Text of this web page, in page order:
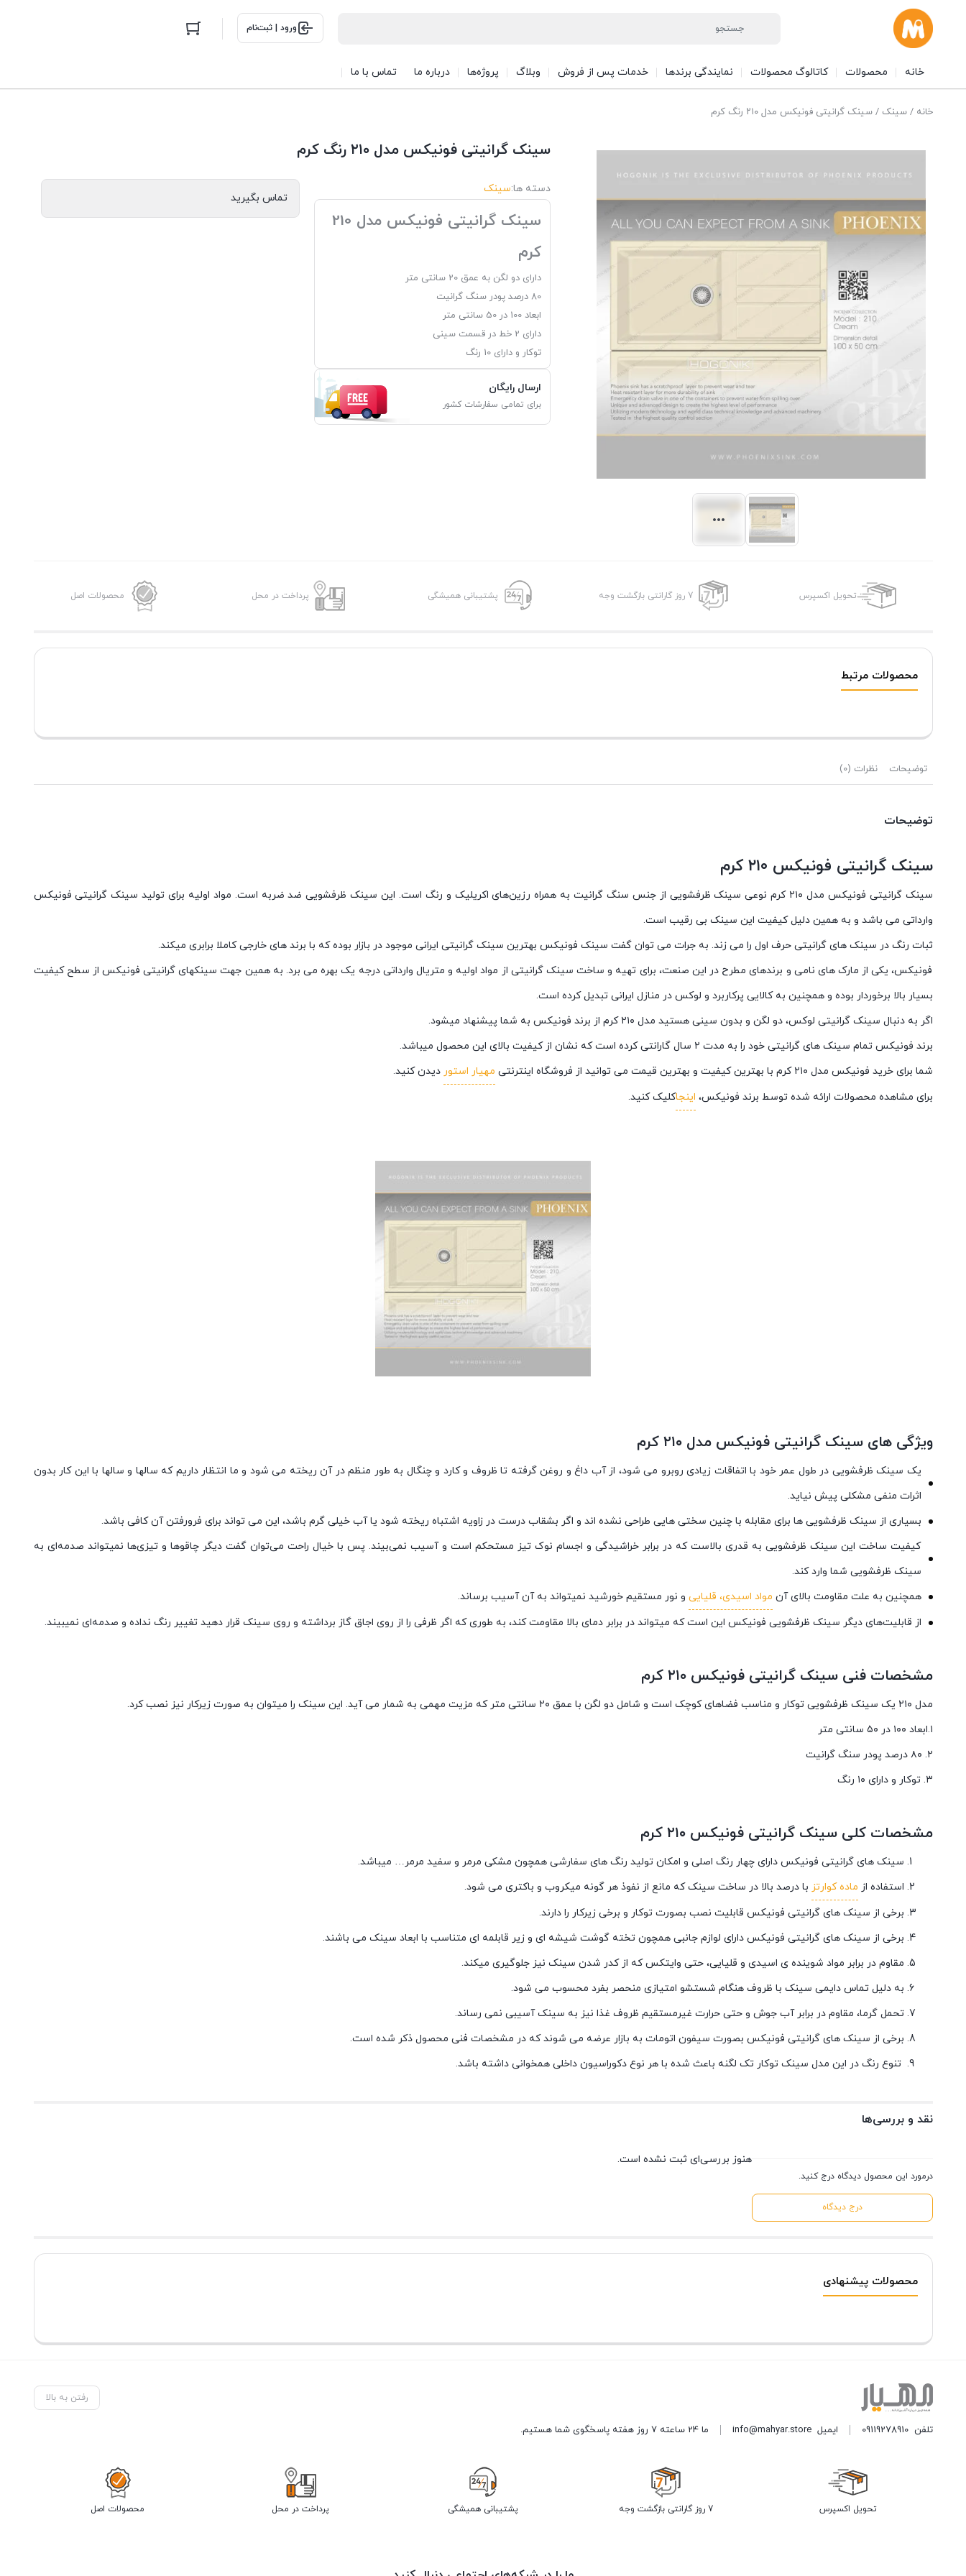
ورود | ثبت‌نام
خانه محصولات کاتالوگ محصولات نمایندگی برندها خدمات پس از فروش وبلاگ پروژه‌ها درباره ما تماس با ما
خانه /سینک / سینک گرانیتی فونیکس مدل ۲۱۰ رنگ کرم
سینک گرانیتی فونیکس مدل ۲۱۰ رنگ کرم
دسته ها:سینک
سینک گرانیتی فونیکس مدل 210
کرم
دارای دو لگن به عمق 20 سانتی متر
80 درصد پودر سنگ گرانیت
ابعاد 100 در 50 سانتی متر
دارای 2 خط در قسمت سینی
توکار و دارای 10 رنگ
ارسال رایگان
برای تمامی سفارشات کشور
تماس بگیرید
تحویل اکسپرس 7 روز گارانتی بازگشت وجه پشتیبانی همیشگی پرداخت در محل محصولات اصل
محصولات مرتبط
توضیحات نظرات (0)
توضیحات
سینک گرانیتی فونیکس ۲۱۰ کرم
سینک گرانیتی فونیکس مدل ۲۱۰ کرم نوعی سینک ظرفشویی از جنس سنگ گرانیت به همراه رزین‌های اکریلیک و رنگ است. این سینک ظرفشویی ضد ضربه است. مواد اولیه برای تولید سینک گرانیتی فونیکس
وارداتی می باشد و به همین دلیل کیفیت این سینک بی رقیب است.
ثبات رنگ در سینک های گرانیتی حرف اول را می زند. به جرات می توان گفت سینک فونیکس بهترین سینک گرانیتی ایرانی موجود در بازار بوده که با برند های خارجی کاملا برابری میکند.
فونیکس، یکی از مارک های نامی و برندهای مطرح در این صنعت، برای تهیه و ساخت سینک گرانیتی از مواد اولیه و متریال وارداتی درجه یک بهره می برد. به همین جهت سینکهای گرانیتی فونیکس از سطح کیفیت
بسیار بالا برخوردار بوده و همچنین به کالایی پرکاربرد و لوکس در منازل ایرانی تبدیل کرده است.
اگر به دنبال سینک گرانیتی لوکس، دو لگن و بدون سینی هستید مدل ۲۱۰ کرم از برند فونیکس به شما پیشنهاد میشود.
برند فونیکس تمام سینک های گرانیتی خود را به مدت ۲ سال گارانتی کرده است که نشان از کیفیت بالای این محصول میباشد.
شما برای خرید فونیکس مدل ۲۱۰ کرم با بهترین کیفیت و بهترین قیمت می توانید از فروشگاه اینترنتی
مهیار استور دیدن کنید.
برای مشاهده محصولات ارائه شده توسط برند فونیکس، اینجاکلیک کنید.
ویژگی های سینک گرانیتی فونیکس مدل ۲۱۰ کرم
یک سینک ظرفشویی در طول عمر خود با اتفاقات زیادی روبرو می شود، از آب داغ و روغن گرفته تا ظروف و کارد و چنگال به طور منظم در آن ریخته می شود و ما انتظار داریم که سالها و سالها با این کار بدون
اثرات منفی مشکلی پیش نیاید.
بسیاری از سینک ظرفشویی ها برای مقابله با چنین سختی هایی طراحی نشده اند و اگر بشقاب درست در زاویه اشتباه ریخته شود یا آب خیلی گرم باشد، این می تواند برای فرورفتن آن کافی باشد.
کیفیت ساخت این سینک ظرفشویی به قدری بالاست که در برابر خراشیدگی و اجسام نوک تیز مستحکم است و آسیب نمی‌بیند. پس با خیال راحت می‌توان گفت دیگر چاقوها و تیزی‌ها نمیتواند صدمه‌ای به
سینک ظرفشویی شما وارد کند.
همچنین به علت مقاومت بالای آن مواد اسیدی، قلیایی و نور مستقیم خورشید نمیتواند به آن آسیب برساند.
از قابلیت‌های دیگر سینک ظرفشویی فونیکس این است که میتواند در برابر دمای بالا مقاومت کند، به طوری که اگر ظرفی را از روی اجاق گاز برداشته و روی سینک قرار دهید تغییر رنگ نداده و صدمه‌ای نمیبیند.
مشخصات فنی سینک گرانیتی فونیکس ۲۱۰ کرم
مدل ۲۱۰ یک سینک ظرفشویی توکار و مناسب فضاهای کوچک است و شامل دو لگن با عمق ۲۰ سانتی متر که مزیت مهمی به شمار می آید. این سینک را میتوان به صورت زیرکار نیز نصب کرد.
۱.ابعاد ۱۰۰ در ۵۰ سانتی متر
۲. ۸۰ درصد پودر سنگ گرانیت
۳. توکار و دارای ۱۰ رنگ
مشخصات کلی سینک گرانیتی فونیکس ۲۱۰ کرم
سینک های گرانیتی فونیکس دارای چهار رنگ اصلی و امکان تولید رنگ های سفارشی همچون مشکی مرمر و سفید مرمر… میباشد.
استفاده از ماده کوارتز با درصد بالا در ساخت سینک که مانع از نفوذ هر گونه میکروب و باکتری می شود.
برخی از سینک های گرانیتی فونیکس قابلیت نصب بصورت توکار و برخی زیرکار را دارند.
برخی از سینک های گرانیتی فونیکس دارای لوازم جانبی همچون تخته گوشت شیشه ای و زیر قابلمه ای متناسب با ابعاد سینک می باشند.
مقاوم در برابر مواد شوینده ی اسیدی و قلیایی، حتی وایتکس که از کدر شدن سینک نیز جلوگیری میکند.
به دلیل تماس دایمی سینک با ظروف هنگام شستشو امتیازی منحصر بفرد محسوب می شود.
تحمل گرما، مقاوم در برابر آب جوش و حتی حرارت غیرمستقیم ظروف غذا نیز به سینک آسیبی نمی رساند.
برخی از سینک های گرانیتی فونیکس بصورت سیفون اتومات به بازار عرضه می شوند که در مشخصات فنی محصول ذکر شده است.
تنوع رنگ در این مدل سینک توکار تک لگنه باعث شده با هر نوع دکوراسیون داخلی همخوانی داشته باشد.
نقد و بررسی‌ها
درمورد این محصول دیدگاه درج کنید.
درج دیدگاه
هنوز بررسی‌ای ثبت نشده است.
محصولات پیشنهادی
رفتن به بالا
تلفن09119278910 ایمیلinfo@mahyar.store ما 24 ساعته 7 روز هفته پاسخگوی شما هستیم.
تحویل اکسپرس 7 روز گارانتی بازگشت وجه پشتیبانی همیشگی پرداخت در محل محصولات اصل